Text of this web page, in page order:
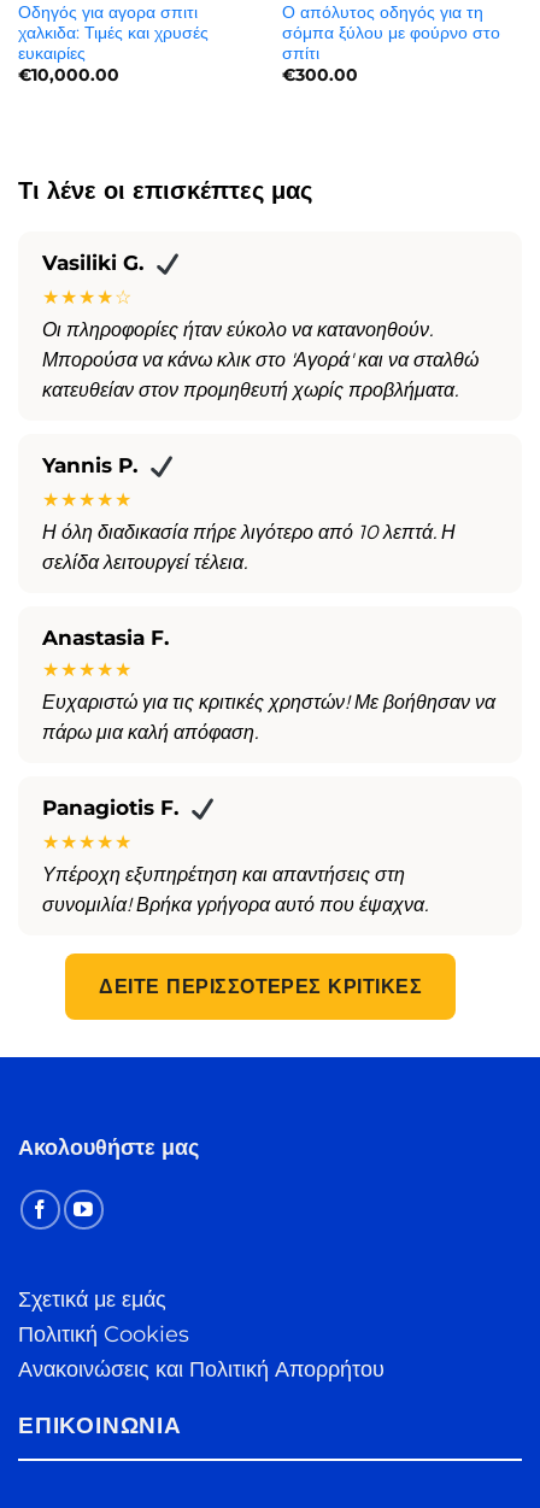
Οδηγός για αγορα σπιτι
χαλκιδα: Τιμές και χρυσές
ευκαιρίες
€10,000.00
Ο απόλυτος οδηγός για τη
σόμπα ξύλου με φούρνο στο
σπίτι
€300.00
Τι λένε οι επισκέπτες μας
Vasiliki G.
★★★★☆
Οι πληροφορίες ήταν εύκολο να κατανοηθούν.
Μπορούσα να κάνω κλικ στο 'Αγορά' και να σταλθώ
κατευθείαν στον προμηθευτή χωρίς προβλήματα.
Yannis P.
★★★★★
Η όλη διαδικασία πήρε λιγότερο από 10 λεπτά. Η
σελίδα λειτουργεί τέλεια.
Anastasia F.
★★★★★
Ευχαριστώ για τις κριτικές χρηστών! Με βοήθησαν να
πάρω μια καλή απόφαση.
Panagiotis F.
★★★★★
Υπέροχη εξυπηρέτηση και απαντήσεις στη
συνομιλία! Βρήκα γρήγορα αυτό που έψαχνα.
ΔΕΊΤΕ ΠΕΡΙΣΣΌΤΕΡΕΣ ΚΡΙΤΙΚΈΣ
Ακολουθήστε μας
Σχετικά με εμάς
Πολιτική Cookies
Ανακοινώσεις και Πολιτική Απορρήτου
ΕΠΙΚΟΙΝΩΝΊΑ